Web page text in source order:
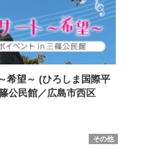
希望～ (ひろしま国際平
公民館／広島市西区
その他